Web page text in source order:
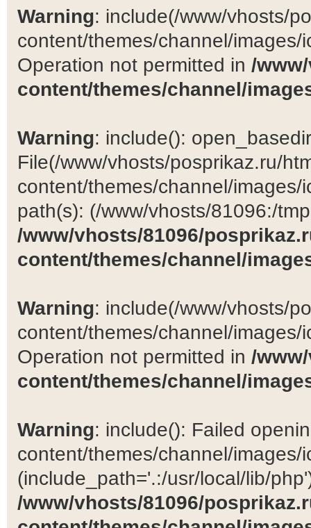
Warning: include(/www/vhosts/
content/themes/channel/
Operation not permitted in /
content/themes/channel/
Warning: include():
File(/www/vhosts/posprikaz.ru/
content/themes/channel/
path(s): (/www/vhosts/81096:/
/www/vhosts/81096/
content/themes/channel/
Warning: include(/www/vhosts/
content/themes/channel/
Operation not permitted in /
content/themes/channel/
Warning: include(): Failed
content/themes/channel/images/
(include_path='.:/usr/local/lib/
/www/vhosts/81096/